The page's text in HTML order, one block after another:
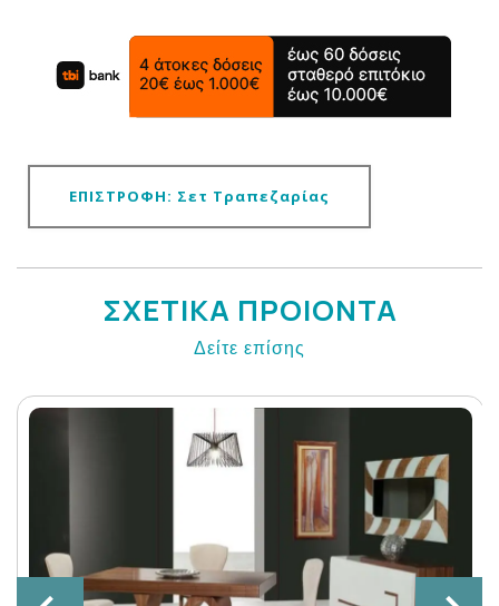
ΕΠΙΣΤΡΟΦΗ: Σετ Τραπεζαρίας
ΣΧΕΤΙΚΑ ΠΡΟΙΟΝΤΑ
Δείτε επίσης